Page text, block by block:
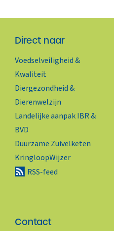
Direct naar
Voedselveiligheid &
Kwaliteit
Diergezondheid &
Dierenwelzijn
Landelijke aanpak IBR &
BVD
Duurzame Zuivelketen
KringloopWijzer
RSS-feed
Contact